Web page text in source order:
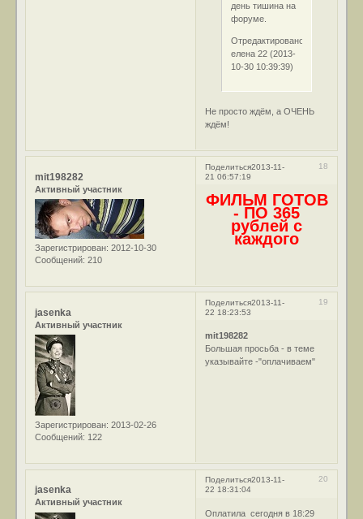
день тишина на
форуме.
Отредактировано
елена 22 (2013-
10-30 10:39:39)
Не просто ждём, а ОЧЕНЬ
ждём!
Поделиться 18
2013-11-
21 06:57:19
mit198282
Активный участник
Зарегистрирован: 2012-10-30
Сообщений: 210
ФИЛЬМ ГОТОВ
- ПО 365
рублей с
каждого
Поделиться 19
2013-11-
22 18:23:53
jasenka
Активный участник
Зарегистрирован: 2013-02-26
Сообщений: 122
mit198282
Большая просьба - в теме
указывайте -"оплачиваем"
Поделиться 20
2013-11-
22 18:31:04
jasenka
Активный участник
Оплатила сегодня в 18:29